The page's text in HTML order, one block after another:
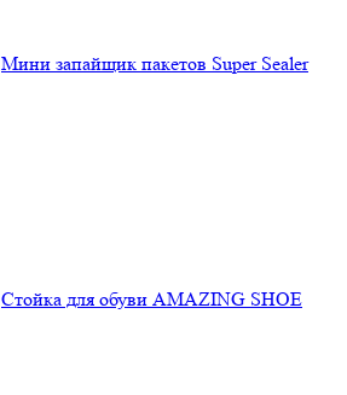
Мини запайщик пакетов Super Sealer
Стойка для обуви AMAZING SHOE